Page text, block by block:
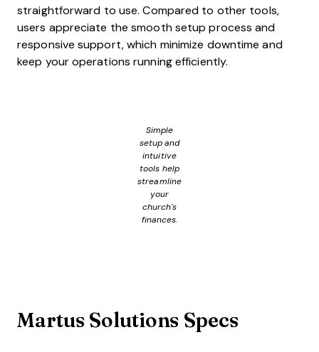
straightforward to use. Compared to other tools,
users appreciate the smooth setup process and
responsive support, which minimize downtime and
keep your operations running efficiently.
Simple
setup and
intuitive
tools help
streamline
your
church's
finances.
Martus Solutions Specs